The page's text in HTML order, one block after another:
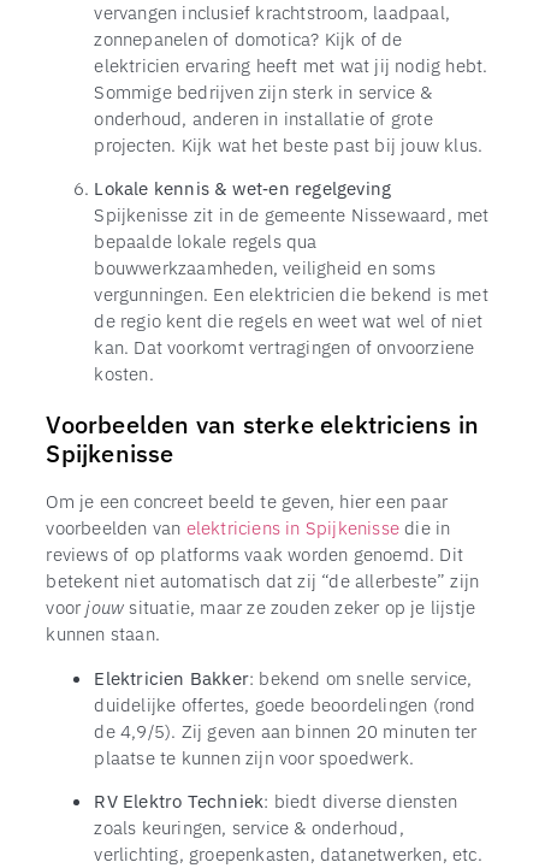
vervangen inclusief krachtstroom, laadpaal,
zonnepanelen of domotica? Kijk of de
elektricien ervaring heeft met wat jij nodig hebt.
Sommige bedrijven zijn sterk in service &
onderhoud, anderen in installatie of grote
projecten. Kijk wat het beste past bij jouw klus.
Lokale kennis & wet‑en regelgeving
Spijkenisse zit in de gemeente Nissewaard, met
bepaalde lokale regels qua
bouwwerkzaamheden, veiligheid en soms
vergunningen. Een elektricien die bekend is met
de regio kent die regels en weet wat wel of niet
kan. Dat voorkomt vertragingen of onvoorziene
kosten.
Voorbeelden van sterke elektriciens in
Spijkenisse
Om je een concreet beeld te geven, hier een paar
voorbeelden van elektriciens in Spijkenisse die in
reviews of op platforms vaak worden genoemd. Dit
betekent niet automatisch dat zij “de allerbeste” zijn
voorjouw situatie, maar ze zouden zeker op je lijstje
kunnen staan.
Elektricien Bakker: bekend om snelle service,
duidelijke offertes, goede beoordelingen (rond
de 4,9/5). Zij geven aan binnen 20 minuten ter
plaatse te kunnen zijn voor spoedwerk.
RV Elektro Techniek: biedt diverse diensten
zoals keuringen, service & onderhoud,
verlichting, groepenkasten, datanetwerken, etc.